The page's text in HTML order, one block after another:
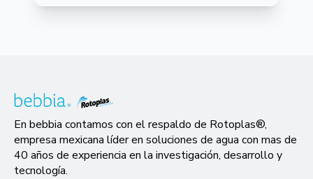
En bebbia contamos con el respaldo de Rotoplas®,
empresa mexicana líder en soluciones de agua con mas de
40 años de experiencia en la investigación, desarrollo y
tecnología.